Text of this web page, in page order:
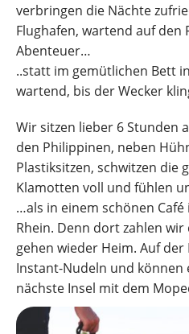
verbringen die Nächte
Flughafen, wartend auf den
Abenteuer…
..statt im gemütlichen Bett
wartend, bis der Wecker
Wir sitzen lieber 6 Stunden
den Philippinen, neben
Plastiksitzen, schwitzen die
Klamotten voll und fühlen
…als in einem schönen
Rhein. Denn dort zahlen wir
gehen wieder Heim. Auf
Instant-Nudeln und können
nächste Insel mit dem